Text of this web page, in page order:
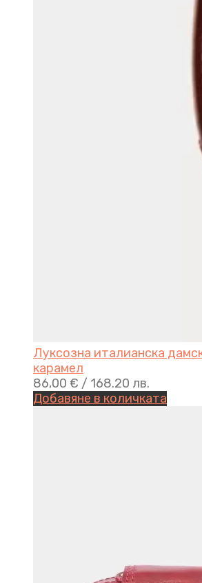
Луксозна италианска
карамел
86,00 € / 168.20 лв.
Добавяне в количката